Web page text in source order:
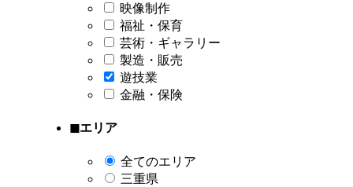
映像制作
福祉・保育
芸術・ギャラリー
製造・販売
遊技業
金融・保険
◼︎エリア
全てのエリア
三重県